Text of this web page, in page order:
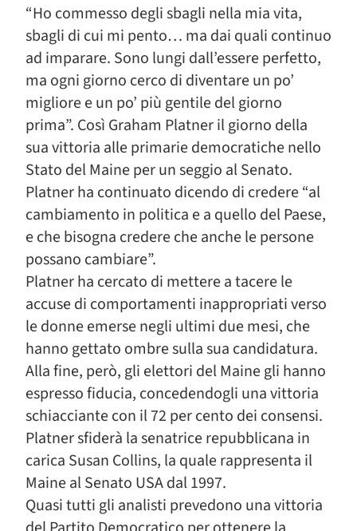
“Ho commesso degli sbagli nella mia vita,
sbagli di cui mi pento… ma dai quali continuo
ad imparare. Sono lungi dall’essere perfetto,
ma ogni giorno cerco di diventare un po’
migliore e un po’ più gentile del giorno
prima”. Così Graham Platner il giorno della
sua vittoria alle primarie democratiche nello
Stato del Maine per un seggio al Senato.
Platner ha continuato dicendo di credere “al
cambiamento in politica e a quello del Paese,
e che bisogna credere che anche le persone
possano cambiare”.
Platner ha cercato di mettere a tacere le
accuse di comportamenti inappropriati verso
le donne emerse negli ultimi due mesi, che
hanno gettato ombre sulla sua candidatura.
Alla fine, però, gli elettori del Maine gli hanno
espresso fiducia, concedendogli una vittoria
schiacciante con il 72 per cento dei consensi.
Platner sfiderà la senatrice repubblicana in
carica Susan Collins, la quale rappresenta il
Maine al Senato USA dal 1997.
Quasi tutti gli analisti prevedono una vittoria